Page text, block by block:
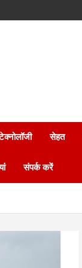
सेहत
संपर्क करें
जीवन…